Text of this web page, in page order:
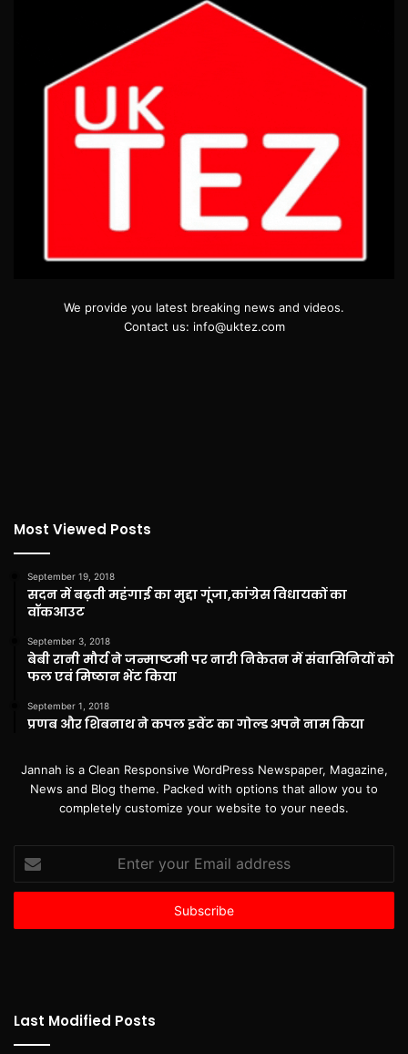
We provide you latest breaking news and videos.
Contact us: info@uktez.com
Most Viewed Posts
September 19, 2018
सदन में बढ़ती महंगाई का मुद्दा गूंजा,कांग्रेस विधायकों का
वॉकआउट
September 3, 2018
बेबी रानी मौर्य ने जन्माष्टमी पर नारी निकेतन में संवासिनियों को
फल एवं मिष्ठान भेंट किया
September 1, 2018
प्रणब और शिबनाथ ने कपल इवेंट का गोल्ड अपने नाम किया
Jannah is a Clean Responsive WordPress Newspaper, Magazine,
News and Blog theme. Packed with options that allow you to
completely customize your website to your needs.
your
Email
Last Modified Posts